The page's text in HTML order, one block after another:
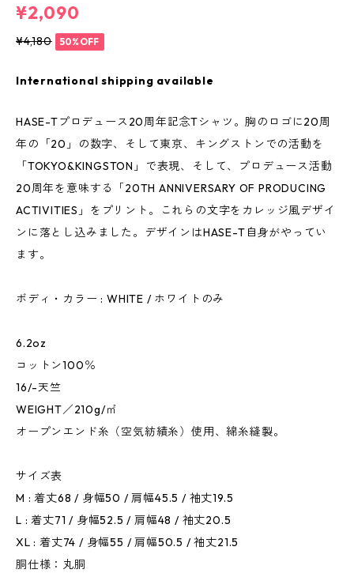
¥2,090
¥4,180 50%OFF
International shipping available
HASE-Tプロデュース20周年記念Tシャツ。胸のロゴに20周
年の「20」の数字、そして東京、キングストンでの活動を
「TOKYO&KINGSTON」で表現、そして、プロデュース活動
20周年を意味する「20TH ANNIVERSARY OF PRODUCING
ACTIVITIES」をプリント。これらの文字をカレッジ風デザイ
ンに落とし込みました。デザインはHASE-T自身がやってい
ます。
ボディ・カラー : WHITE / ホワイトのみ
6.2oz
コットン100％
16/-天竺
WEIGHT／210g/㎡
オープンエンド糸（空気紡績糸）使用、綿糸縫製。
サイズ表
M : 着丈68 / 身幅50 / 肩幅45.5 / 袖丈19.5
L : 着丈71 / 身幅52.5 / 肩幅48 / 袖丈20.5
XL : 着丈74 / 身幅55 / 肩幅50.5 / 袖丈21.5
胴仕様：丸胴